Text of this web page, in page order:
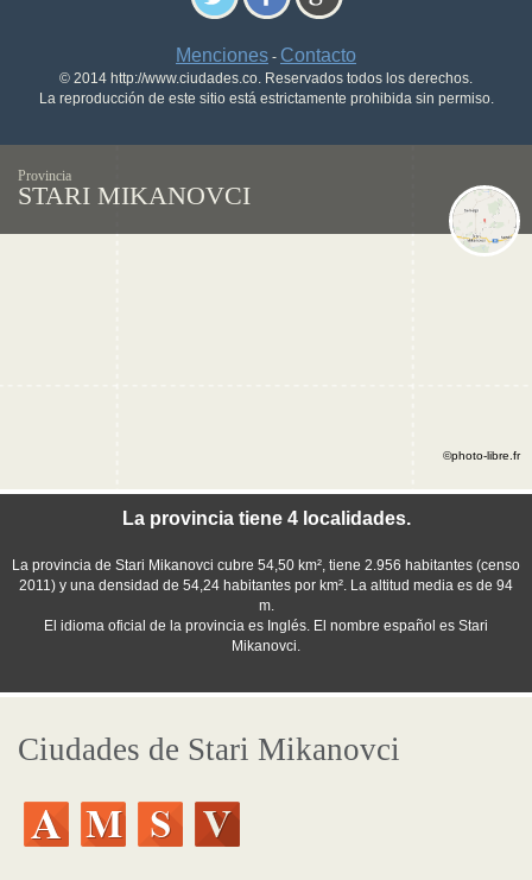
Menciones - Contacto
© 2014 http://www.ciudades.co. Reservados todos los derechos.
La reproducción de este sitio está estrictamente prohibida sin permiso.
Provincia
STARI MIKANOVCI
La provincia tiene 4 localidades.
La provincia de Stari Mikanovci cubre 54,50 km², tiene 2.956 habitantes (censo
2011) y una densidad de 54,24 habitantes por km². La altitud media es de 94
m.
El idioma oficial de la provincia es Inglés. El nombre español es Stari
Mikanovci.
©photo-libre.fr
Ciudades de Stari Mikanovci